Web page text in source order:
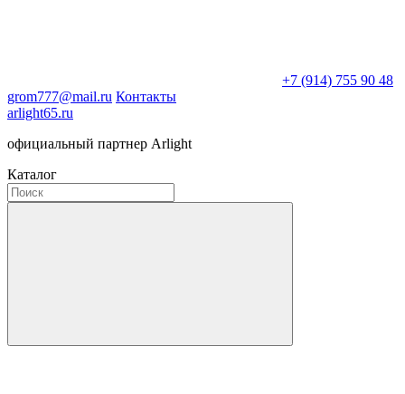
+7 (914) 755 90 48
grom777@mail.ru Контакты
arlight65.ru
официальный партнер Arlight
Каталог